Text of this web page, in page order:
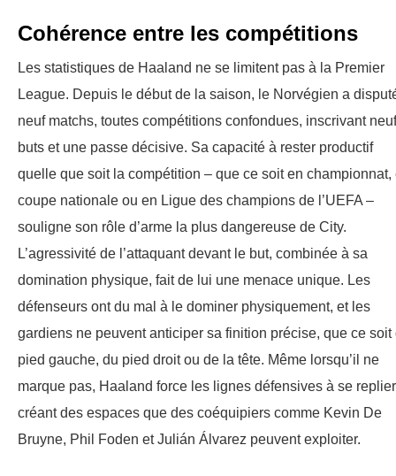
Cohérence entre les compétitions
Les statistiques de Haaland ne se limitent pas à la Premier
League. Depuis le début de la saison, le Norvégien a
neuf matchs, toutes compétitions confondues, inscrivant neuf
buts et une passe décisive. Sa capacité à rester productif
quelle que soit la compétition – que ce soit en championnat,
coupe nationale ou en Ligue des champions de l’UEFA –
souligne son rôle d’arme la plus dangereuse de City.
L’agressivité de l’attaquant devant le but, combinée à sa
domination physique, fait de lui une menace unique. Les
défenseurs ont du mal à le dominer physiquement, et les
gardiens ne peuvent anticiper sa finition précise, que ce soit
pied gauche, du pied droit ou de la tête. Même lorsqu’il ne
marque pas, Haaland force les lignes défensives à se
créant des espaces que des coéquipiers comme Kevin De
Bruyne, Phil Foden et Julián Álvarez peuvent exploiter.